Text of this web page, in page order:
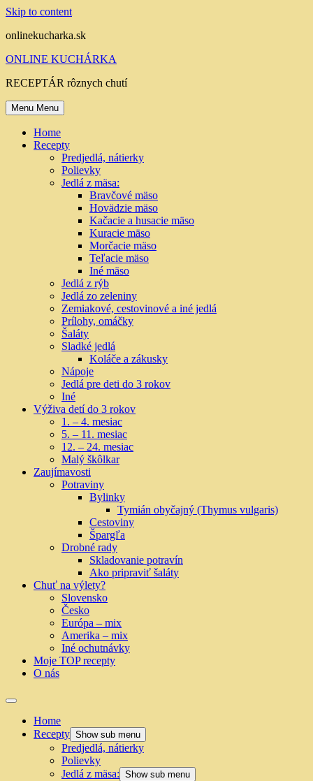
Skip to content
onlinekucharka.sk
ONLINE KUCHÁRKA
RECEPTÁR rôznych chutí
Menu Menu
Home
Recepty
Predjedlá, nátierky
Polievky
Jedlá z mäsa:
Bravčové mäso
Hovädzie mäso
Kačacie a husacie mäso
Kuracie mäso
Morčacie mäso
Teľacie mäso
Iné mäso
Jedlá z rýb
Jedlá zo zeleniny
Zemiakové, cestovinové a iné jedlá
Prílohy, omáčky
Šaláty
Sladké jedlá
Koláče a zákusky
Nápoje
Jedlá pre deti do 3 rokov
Iné
Výživa detí do 3 rokov
1. – 4. mesiac
5. – 11. mesiac
12. – 24. mesiac
Malý škôlkar
Zaujímavosti
Potraviny
Bylinky
Tymián obyčajný (Thymus vulgaris)
Cestoviny
Špargľa
Drobné rady
Skladovanie potravín
Ako pripraviť šaláty
Chuť na výlety?
Slovensko
Česko
Európa – mix
Amerika – mix
Iné ochutnávky
Moje TOP recepty
O nás
Home
Recepty Show sub menu
Predjedlá, nátierky
Polievky
Jedlá z mäsa: Show sub menu